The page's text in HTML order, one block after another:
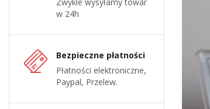
w 24h
Bezpieczne płatności
Płatności elektroniczne,
Paypal, Przelew.